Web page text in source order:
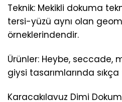
Teknik: Mekikli dokuma
tersi-yüzü aynı olan
örneklerindendir.
Ürünler: Heybe, seccade,
giysi tasarımlarında
Karacakılavuz Dimi